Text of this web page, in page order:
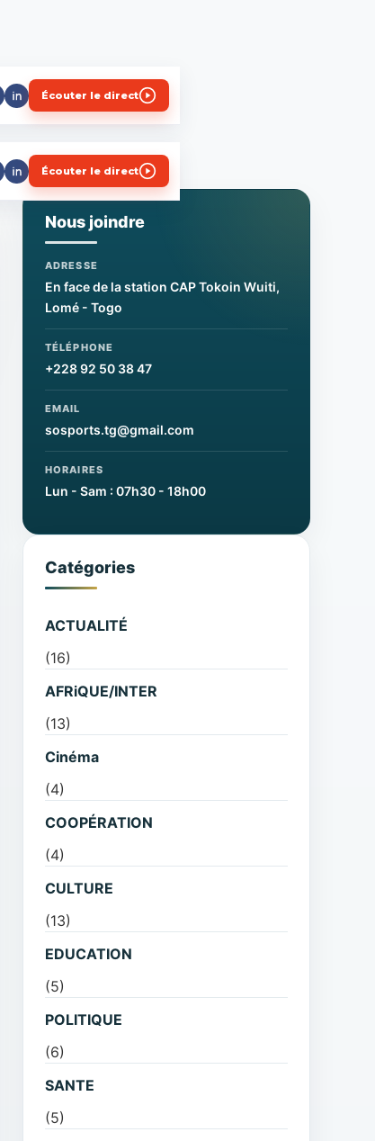
Écouter le direct
Écouter le direct
Nous joindre
ADRESSE
En face de la station CAP Tokoin Wuiti,
Lomé - Togo
TÉLÉPHONE
+228 92 50 38 47
EMAIL
sosports.tg@gmail.com
HORAIRES
Lun - Sam : 07h30 - 18h00
Catégories
ACTUALITÉ
(16)
AFRiQUE/INTER
(13)
Cinéma
(4)
COOPÉRATION
(4)
CULTURE
(13)
EDUCATION
(5)
POLITIQUE
(6)
SANTE
(5)